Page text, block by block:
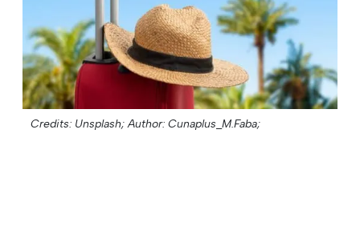
Credits: Unsplash; Author: Cunaplus_M.Faba;